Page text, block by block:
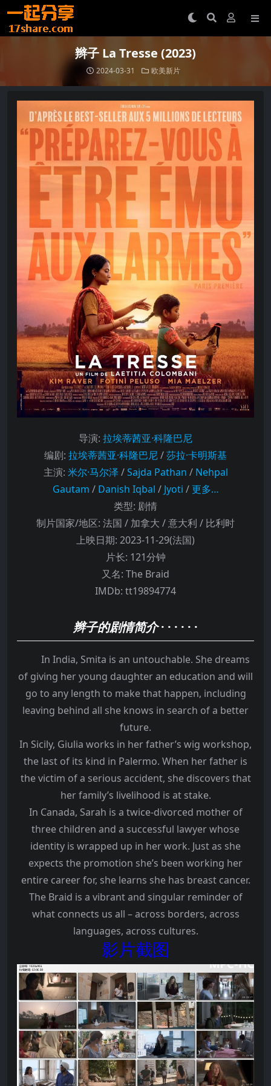
辫子 La Tresse (2023)
2024-03-31 欧美新片
导演: 拉埃蒂茜亚·科隆巴尼
编剧: 拉埃蒂茜亚·科隆巴尼/莎拉·卡明斯基
主演: 米尔·马尔泽 /Sajda Pathan / Nehpal
Gautam / Danish Iqbal / Jyoti /更多…
类型: 剧情
制片国家/地区: 法国 / 加拿大 / 意大利 / 比利时
上映日期: 2023-11-29(法国)
片长: 121分钟
又名: The Braid
IMDb: tt19894774
辫子的剧情简介· · · · · ·
In India, Smita is an untouchable. She dreams
of giving her young daughter an education and will
go to any length to make that happen, including
leaving behind all she knows in search of a better
future.
In Sicily, Giulia works in her father’s wig workshop,
the last of its kind in Palermo. When her father is
the victim of a serious accident, she discovers that
her family’s livelihood is at stake.
In Canada, Sarah is a twice-divorced mother of
three children and a successful lawyer whose
identity is wrapped up in her work. Just as she
expects the promotion she’s been working her
entire career for, she learns she has breast cancer.
The Braid is a vibrant and singular reminder of
what connects us all – across borders, across
languages, across cultures.
影片截图